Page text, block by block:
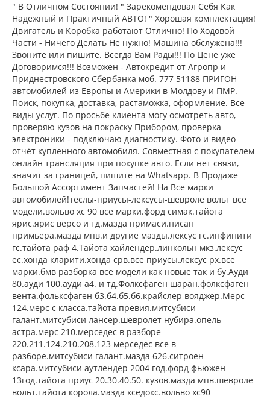
" В Отличном Состоянии! " Зарекомендовал Себя Как
Надёжный и Практичный АВТО! " Хорошая комплектация!
Двигатель и Коробка работают Отлично! По Ходовой
Части - Ничего Делать Не нужно! Машина обслужена!!!
Звоните или пишите. Всегда Вам Рады!!! По Цене уже
Договоримся!!! Возможен - Автокредит от Агропр и
Приднестровского Сбербанка моб. 777 51188 ПРИГОН
автомобилей из Европы и Америки в Молдову и ПМР.
Поиск, покупка, доставка, растаможка, оформление. Все
виды услуг. По просьбе клиента могу осмотреть авто,
проверяю кузов на покраску Прибором, проверка
электроники - подключаю диагностику. Фото и видео
отчёт купленного автомобиля. Совместная с покупателем
онлайн трансляция при покупке авто. Если нет связи,
значит за границей, пишите на Whatsapp. В Продаже
Большой Ассортимент Запчастей! На Все марки
автомобилей!теслы-приусы-лексусы-шевроле вольт все
модели.вольво хс 90 все марки.форд симак.тайота
ярис.ярис версо и тд.мазда примаси.нисан
примьера.мазда мпв.и другие мазды.лексус гс.инфинити
гс.тайота раф 4.Тайота хайлендер.линкольн мкз.лексус
ес.хонда кларити.хонда срв.все приусы.лексус рх.все
марки.бмв разборка все модели как новые так и бу.Ауди
80.ауди 100.ауди а4. и тд.Фолксфаген шаран.фолксфаген
вента.фольксфаген б3.б4.б5.б6.крайслер вояджер.Мерс
124.мерс с класса.тайота превия.митсубиси
галант.митсубиси лансер.шевролет нубира.опель
астра.мерс 210.мерседес в разборе
220.211.124.210.208.123 мерседес все в
разборе.митсубиси галант.мазда 626.ситроен
ксара.митсубиси аутлендер 2004 год.форд фьюжен
13год.тайота приус 20.30.40.50. кузов.мазда мпв.шевроле
вольт.тайота корола.мазда кседокс.вольво хс90